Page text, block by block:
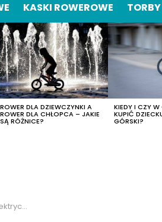
KASKI ROWEROWE
ROWER DLA DZIEWCZYNKI A
ROWER DLA CHŁOPCA – JAKIE
SĄ RÓŻNICE?
KIEDY I CZY
KUPIĆ
GÓRSKI?
rozmiar l